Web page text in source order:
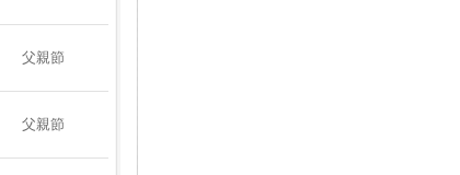
父親節
父親節